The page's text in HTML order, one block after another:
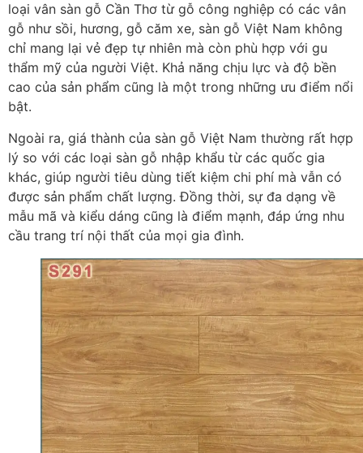
loại vân sàn gỗ Cần Thơ từ gỗ công nghiệp có các vân
gỗ như sồi, hương, gỗ căm xe, sàn gỗ Việt Nam không
chỉ mang lại vẻ đẹp tự nhiên mà còn phù hợp với gu
thẩm mỹ của người Việt. Khả năng chịu lực và độ bền
cao của sản phẩm cũng là một trong những ưu điểm nổi
bật.
Ngoài ra, giá thành của sàn gỗ Việt Nam thường rất hợp
lý so với các loại sàn gỗ nhập khẩu từ các quốc gia
khác, giúp người tiêu dùng tiết kiệm chi phí mà vẫn có
được sản phẩm chất lượng. Đồng thời, sự đa dạng về
mẫu mã và kiểu dáng cũng là điểm mạnh, đáp ứng nhu
cầu trang trí nội thất của mọi gia đình.